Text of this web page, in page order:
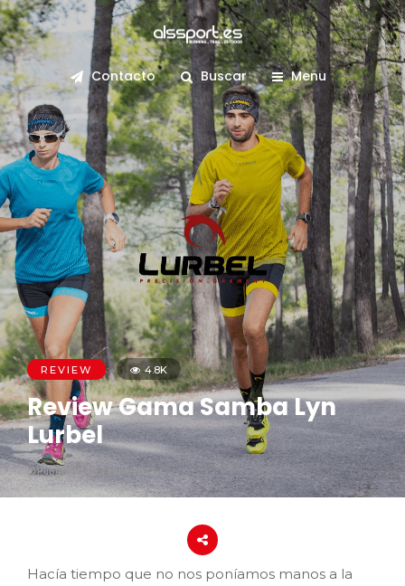
Contacto Buscar Menu
REVIEW 4.8K
Review Gama Samba Lyn
Lurbel
Publicado en 3 abril, 2023
Hacía tiempo que no nos poníamos manos a la